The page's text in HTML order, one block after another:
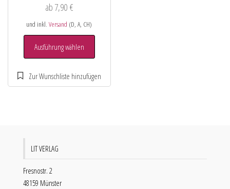
ab 7,90 €
und inkl.Versand (D, A, CH)
Ausführung wählen
LIT VERLAG
Fresnostr. 2
48159 Münster